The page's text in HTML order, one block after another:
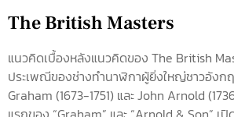
The British Masters
แนวคิดเบื้องหลังแนวคิดของ The British
ประเพณีของช่างทำนาฬิกาผู้ยิ่งใหญ่ชาวอังก
Graham (1673-1751) และ John Arnold